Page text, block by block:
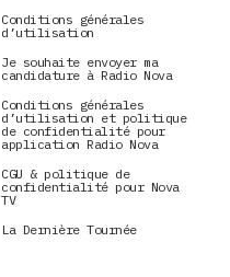
Conditions générales
d’utilisation
Je souhaite envoyer ma
candidature à Radio Nova
Conditions générales
d’utilisation et politique
de confidentialité pour
application Radio Nova
CGU & politique de
confidentialité pour Nova
TV
La Dernière Tournée